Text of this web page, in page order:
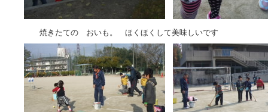
焼きたての おいも。 ほくほくして美味しいです